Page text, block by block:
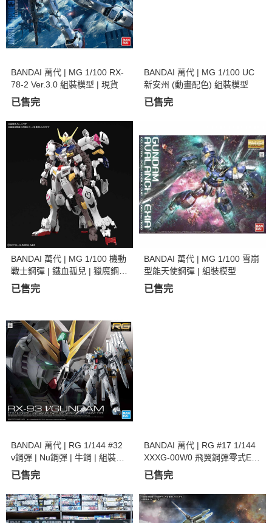
BANDAI 萬代 | MG 1/100 RX-
78-2 Ver.3.0 組裝模型 | 現貨
已售完
BANDAI 萬代 | MG 1/100 UC
新安州 (動畫配色) 組裝模型
已售完
BANDAI 萬代 | MG 1/100 機動
戰士鋼彈 | 鐵血孤兒 | 獵魔鋼彈
| 巴巴托斯 | 組裝模型
已售完
BANDAI 萬代 | MG 1/100 雪崩
型能天使鋼彈 | 組裝模型
已售完
BANDAI 萬代 | RG 1/144 #32
ν鋼彈 | Nu鋼彈 | 牛鋼 | 組裝模
型 | 現貨
已售完
BANDAI 萬代 | RG #17 1/144
XXXG-00W0 飛翼鋼彈零式EW
| 組裝模型 | 現貨
已售完